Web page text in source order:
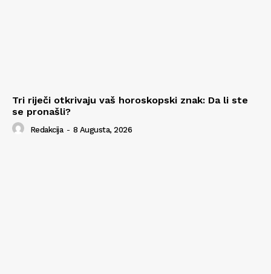
Tri riječi otkrivaju vaš horoskopski znak: Da li ste
se pronašli?
Redakcija - 8 Augusta, 2026